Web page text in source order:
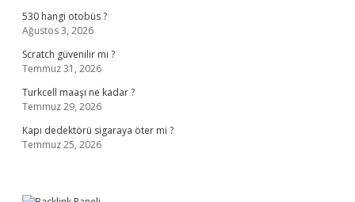
530 hangi otobüs ?
Ağustos 3, 2026
Scratch güvenilir mi ?
Temmuz 31, 2026
Turkcell maaşı ne kadar ?
Temmuz 29, 2026
Kapı dedektörü sigaraya öter mi ?
Temmuz 25, 2026